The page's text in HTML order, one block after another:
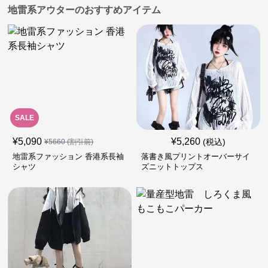
地雷系アウターのおすすめアイテム
SALE
¥5,090 ¥5660(割引前)
地雷系ファッション 香港系長袖
シャツ
¥5,260 (税込)
落書き風プリントオーバーサイ
ズニットトップス